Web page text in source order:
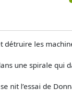
les
une spirale
nit l’essai de